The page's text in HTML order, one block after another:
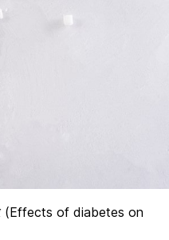
(Effects of diabetes on